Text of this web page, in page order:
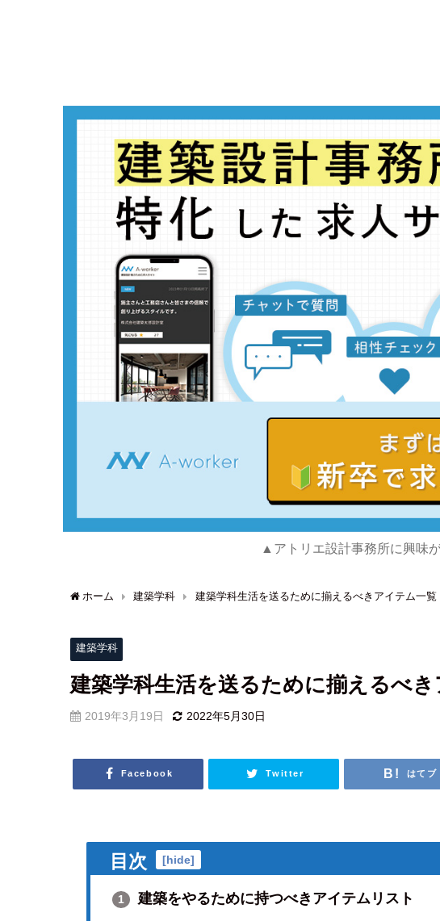
▲アトリエ設計事務所に興味
ホーム 建築学科 建築学科生活を送るために揃えるべきアイテム一覧
建築学科
建築学科生活を送るために揃えるべ
2019年3月19日 2022年5月30日
Facebook Twitter はてブ
目次 [hide]
1 建築をやるために持つべきアイテムリスト